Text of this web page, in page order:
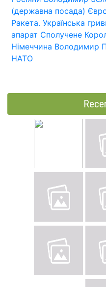
(державна посада)
Ракета. Українська
апарат Сполучене
Німеччина Володимир
НАТО